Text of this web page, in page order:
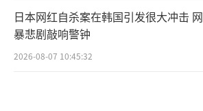
日本网红自杀案在韩国引发很大冲击 网
暴悲剧敲响警钟
2026-08-07 10:45:32